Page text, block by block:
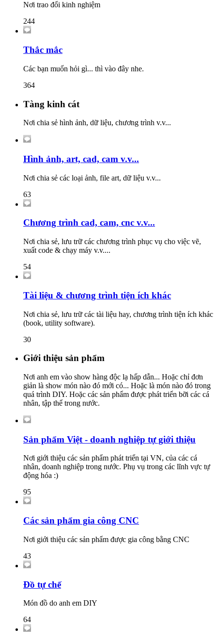
Nơi trao đổi kinh nghiệm
244
Thắc mắc
Các bạn muốn hỏi gì... thì vào đây nhe.
364
Tàng kinh cát
Nơi chia sẻ hình ảnh, dữ liệu, chương trình v.v...
Hình ảnh, art, cad, cam v.v...
Nơi chia sẻ các loại ảnh, file art, dữ liệu v.v...
63
Chương trình cad, cam, cnc v.v...
Nơi chia sẻ, lưu trữ các chương trình phục vụ cho việc vẽ,
xuất code & chạy máy v.v....
54
Tài liệu & chương trình tiện ích khác
Nơi chia sẻ, lưu trữ các tài liệu hay, chương trình tiện ích khác
(book, utility software).
30
Giới thiệu sản phẩm
Nơi anh em vào show hàng độc lạ hấp dẫn... Hoặc chỉ đơn
giản là show món nào đó mới có... Hoặc là món nào đó trong
quá trình DIY. Hoặc các sản phẩm được phát triển bỡi các cá
nhân, tập thể trong nước.
Sản phẩm Việt - doanh nghiệp tự giới thiệu
Nơi giới thiệu các sản phẩm phát triển tại VN, của các cá
nhân, doanh nghiệp trong nước. Phụ vụ trong các lĩnh vực tự
động hóa :)
95
Các sản phẩm gia công CNC
Nơi giới thiệu các sản phẩm được gia công bằng CNC
43
Đồ tự chế
Món đồ do anh em DIY
64